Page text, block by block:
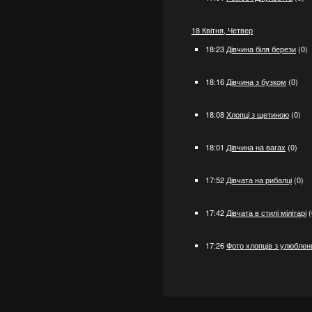
18 Квітня, Четвер
18:23 Дівчина біля берези(0)
18:16 Дівчина з бузком (0)
18:08Хлопці з щетиною(0)
18:01 Дівчина на вагах (0)
17:52 Дівчата на рибалці(0)
17:42 Дівчата в стилі мілітарі
17:26Фото хлопців з